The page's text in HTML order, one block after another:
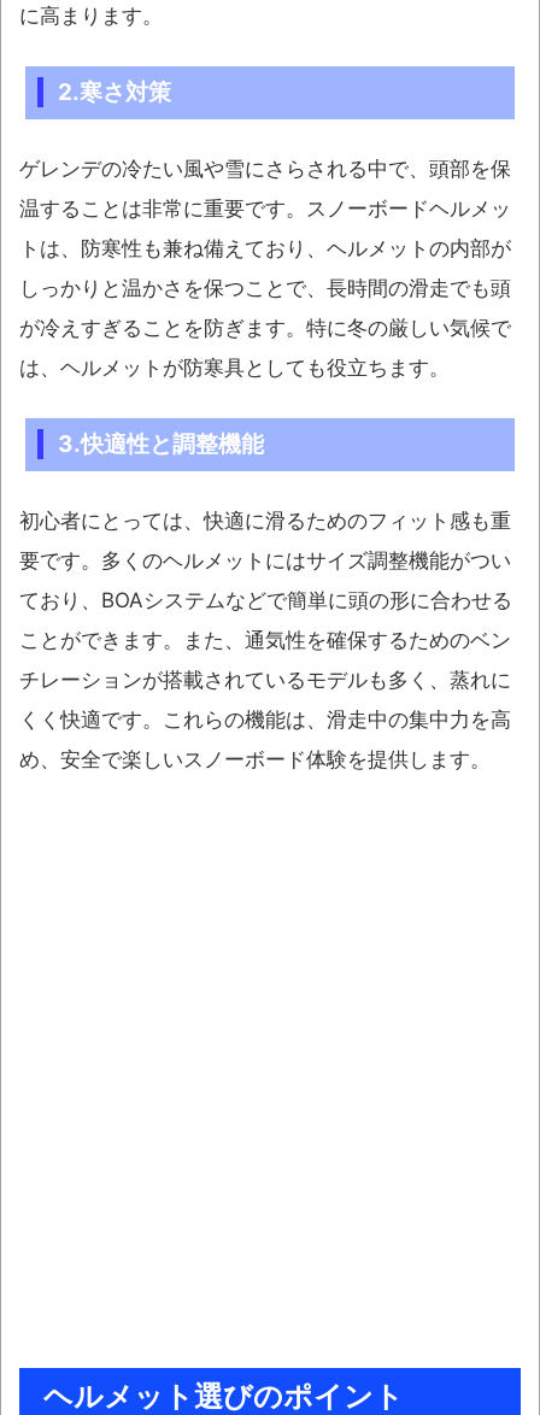
に高まります。
2.寒さ対策
ゲレンデの冷たい風や雪にさらされる中で、頭部を保
温することは非常に重要です。スノーボードヘルメッ
トは、防寒性も兼ね備えており、ヘルメットの内部が
しっかりと温かさを保つことで、長時間の滑走でも頭
が冷えすぎることを防ぎます。特に冬の厳しい気候で
は、ヘルメットが防寒具としても役立ちます。
3.快適性と調整機能
初心者にとっては、快適に滑るためのフィット感も重
要です。多くのヘルメットにはサイズ調整機能がつい
ており、BOAシステムなどで簡単に頭の形に合わせる
ことができます。また、通気性を確保するためのベン
チレーションが搭載されているモデルも多く、蒸れに
くく快適です。これらの機能は、滑走中の集中力を高
め、安全で楽しいスノーボード体験を提供します。
ヘルメット選びのポイント